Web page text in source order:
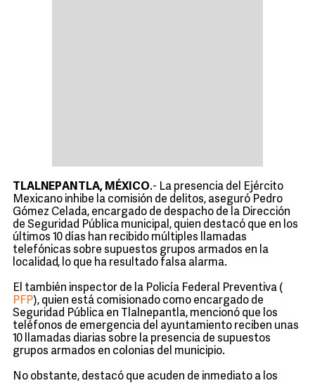
TLALNEPANTLA, MÉXICO.- La presencia del Ejército
Mexicano inhibe la comisión de delitos, aseguró Pedro
Gómez Celada, encargado de despacho de la Dirección
de Seguridad Pública municipal, quien destacó que en los
últimos 10 días han recibido múltiples llamadas
telefónicas sobre supuestos grupos armados en la
localidad, lo que ha resultado falsa alarma.
El también inspector de la Policía Federal Preventiva (
PFP), quien está comisionado como encargado de
Seguridad Pública en Tlalnepantla, mencionó que los
teléfonos de emergencia del ayuntamiento reciben unas
10 llamadas diarias sobre la presencia de supuestos
grupos armados en colonias del municipio.
No obstante, destacó que acuden de inmediato a los